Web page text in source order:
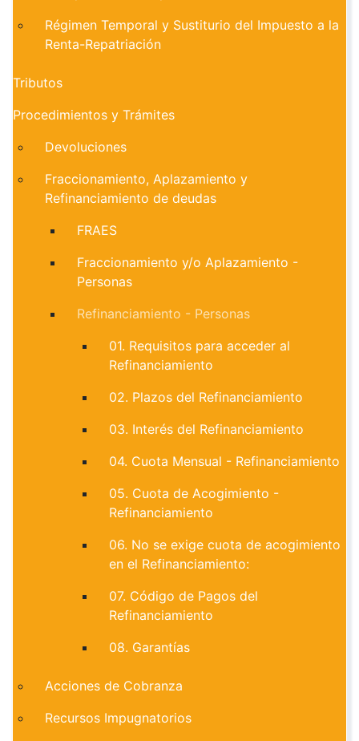
Régimen Temporal y Sustiturio del Impuesto a la
Renta-Repatriación
Tributos
Procedimientos y Trámites
Devoluciones
Fraccionamiento, Aplazamiento y
Refinanciamiento de deudas
FRAES
Fraccionamiento y/o Aplazamiento -
Personas
Refinanciamiento - Personas
01. Requisitos para acceder al
Refinanciamiento
02. Plazos del Refinanciamiento
03. Interés del Refinanciamiento
04. Cuota Mensual - Refinanciamiento
05. Cuota de Acogimiento -
Refinanciamiento
06. No se exige cuota de acogimiento
en el Refinanciamiento:
07. Código de Pagos del
Refinanciamiento
08. Garantías
Acciones de Cobranza
Recursos Impugnatorios